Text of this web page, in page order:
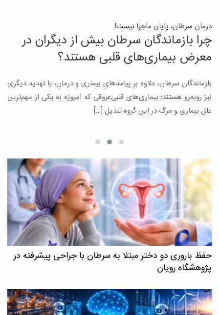
درمان سرطان، پایان ماجرا نیست!
چرا بازماندگان سرطان بیش از دیگران در
معرض بیماری‌های قلبی هستند؟
بازماندگان سرطان، علاوه بر پیامدهای بیماری و درمان، با تهدید دیگری
نیز روبه‌رو هستند؛ بیماری‌های قلبی‌عروقی که امروزه به یکی از مهم‌ترین
علل بیماری و مرگ در این گروه تبدیل […]
حفظ باروری دو دختر مبتلا به سرطان با جراحی پیشرفته در
پژوهشگاه رویان